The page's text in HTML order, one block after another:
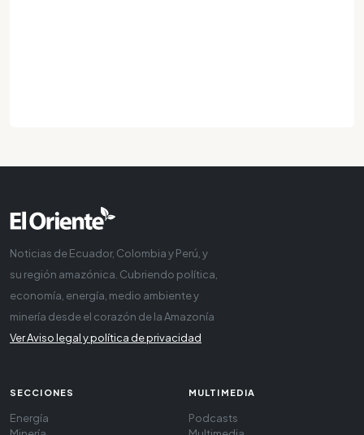
Noticias de Ecuador, Colombia y Perú, y
su región amazónica. Cubriendo política,
economía, energía, medio ambiente y
minería desde el corazón de la Amazonía
Ver Aviso legal y política de privacidad
SECCIONES
Energía
MULTIMEDIA
Podcasts